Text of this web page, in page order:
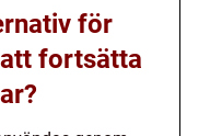
för
fortsätta